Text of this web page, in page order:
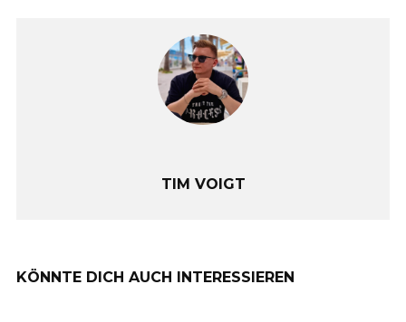
TIM VOIGT
KÖNNTE DICH AUCH INTERESSIEREN